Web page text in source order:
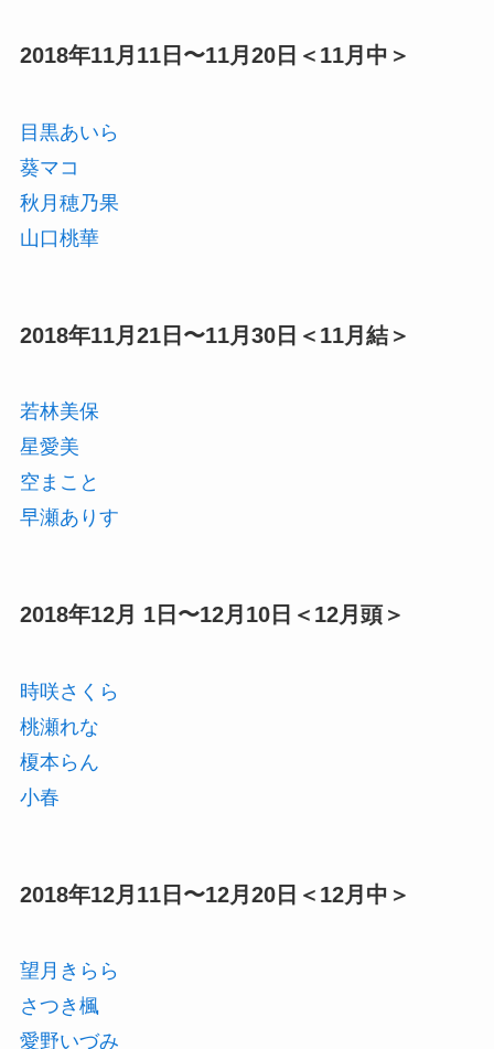
2018年11月11日〜11月20日＜11月中＞
目黒あいら
葵マコ
秋月穂乃果
山口桃華
2018年11月21日〜11月30日＜11月結＞
若林美保
星愛美
空まこと
早瀬ありす
2018年12月 1日〜12月10日＜12月頭＞
時咲さくら
桃瀬れな
榎本らん
小春
2018年12月11日〜12月20日＜12月中＞
望月きらら
さつき楓
愛野いづみ